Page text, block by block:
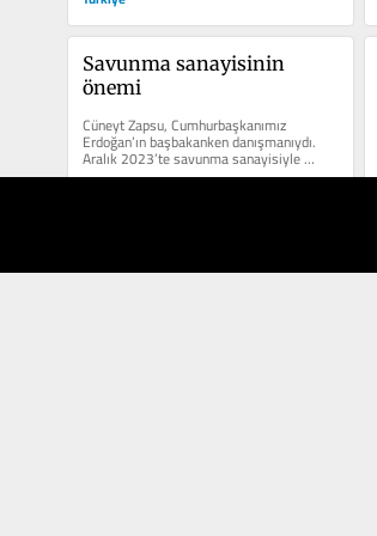
Savunma sanayisinin
önemi
Cüneyt Zapsu, Cumhurbaşkanımız
Erdoğan’ın başbakanken danışmanıydı.
Aralık 2023’te savunma sanayisiyle
alakalı şöyle bir şey dedi:...